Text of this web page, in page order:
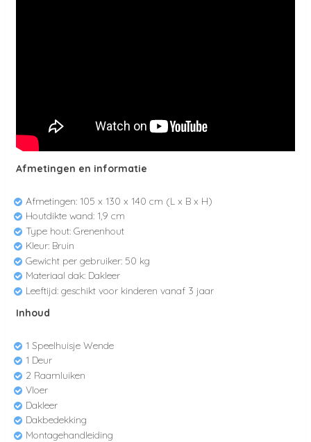
Afmetingen en informatie
Afmetingen: 105 x 130 x 140 cm (L x B x H)
Houtdikte wand: 1,9 cm
Type hout: Grenenhout
Kleur: Bruin
Gewicht per gebruiker: 50 kg
Materiaal dak: Dakleer
Leeftijd: geschikt voor kinderen vanaf 3 jaar
Inhoud
1 Speelhuisje Wende
1 Deur
2 Raamluiken
Vloer
Dakleer
Dakbedekking
Montagehandleiding